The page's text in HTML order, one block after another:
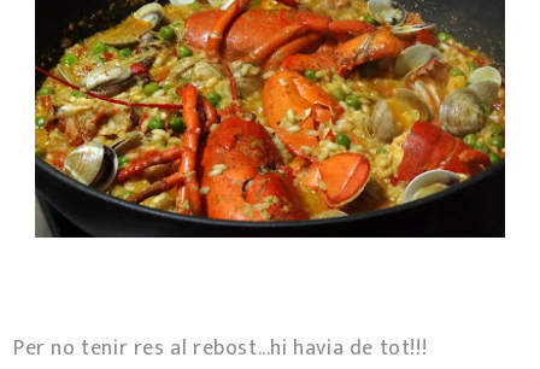
Per no tenir res al rebost...hi havia de tot!!!